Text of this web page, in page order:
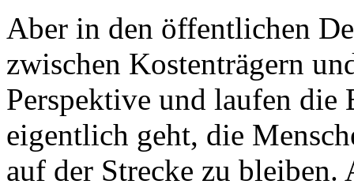
Aber in den öffentlichen
zwischen Kostenträgern
Perspektive und laufen die
eigentlich geht, die
auf der Strecke zu